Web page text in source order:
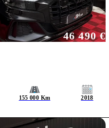
155 000 Km 2018
46 490 €